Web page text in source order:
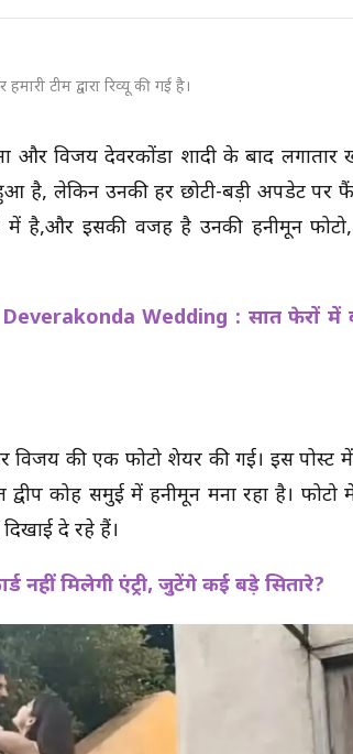
टीम द्वारा रिव्यू की गई है।
और विजय देवरकोंडा शादी के बाद
है, लेकिन उनकी हर छोटी-बड़ी अपडेट पर
में है,और इसकी वजह है उनकी हनीमून
Wedding : सात फेरों में
विजय की एक फोटो शेयर की गई। इस पोस्ट में
कोह समुई में हनीमून मना रहा है। फोटो
दे रहे हैं।
नहीं मिलेगी एंट्री, जुटेंगे कई बड़े सितारे?